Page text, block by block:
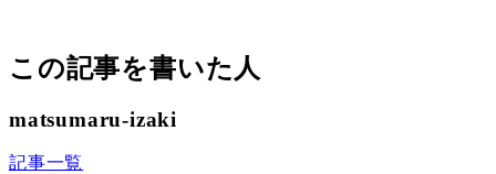
ー
この記事を書いた人
matsumaru-izaki
記事一覧